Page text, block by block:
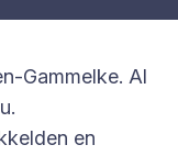
Gammelke. Al
en